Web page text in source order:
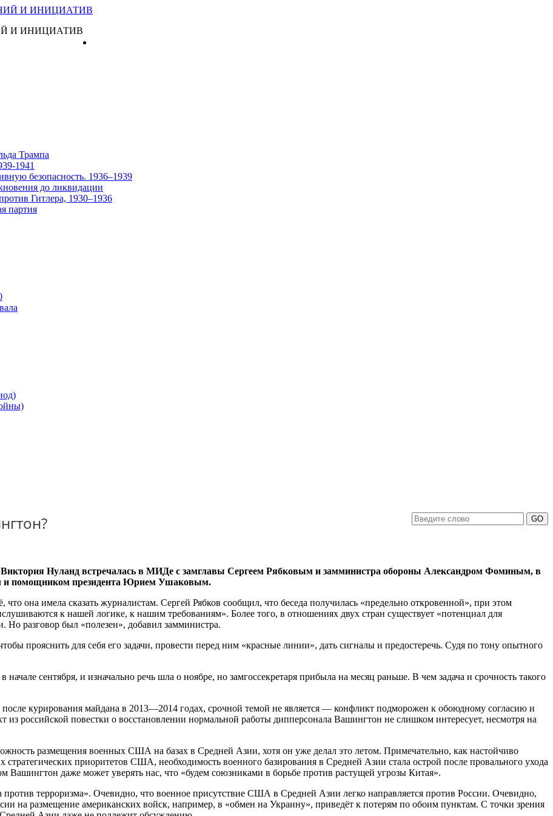
И ИНИЦИАТИВ
Трампа
1941
безопасность. 1936–1939
до ликвидации
Гитлера, 1930–1936
партия
Виктория Нуланд встречалась в МИДе с замглавы Сергеем Рябковым и замминистра обороны Александром Фоминым, в
и помощником президента Юрием Ушаковым.
она имела сказать журналистам. Сергей Рябков сообщил, что беседа получилась «предельно откровенной», при этом
к нашей логике, к нашим требованиям». Более того, в отношениях двух стран существует «потенциал для
Но разговор был «полезен», добавил замминистра.
прояснить для себя его задачи, провести перед ним «красные линии», дать сигналы и предостеречь. Судя по тону опытного
сентября, и изначально речь шла о ноябре, но замгоссекретаря прибыла на месяц раньше. В чем задача и срочность такого
курирования майдана в 2013—2014 годах, срочной темой не является — конфликт подморожен к обоюдному согласию и
российской повестки о восстановлении нормальной работы дипперсонала Вашингтон не слишком интересует, несмотря на
размещения военных США на базах в Средней Азии, хотя он уже делал это летом. Примечательно, как настойчиво
приоритетов США, необходимость военного базирования в Средней Азии стала острой после провального ухода
Вашингтон даже может уверять нас, что «будем союзниками в борьбе против растущей угрозы Китая».
терроризма». Очевидно, что военное присутствие США в Средней Азии легко направляется против России. Очевидно,
на размещение американских войск, например, в «обмен на Украину», приведёт к потерям по обоим пунктам. С точки зрения